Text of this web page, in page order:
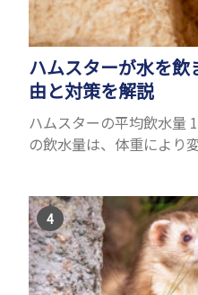
ハムスターが水を
由と対策を解説
ハムスターの平均飲水量
の飲水量は、体重により
15c...